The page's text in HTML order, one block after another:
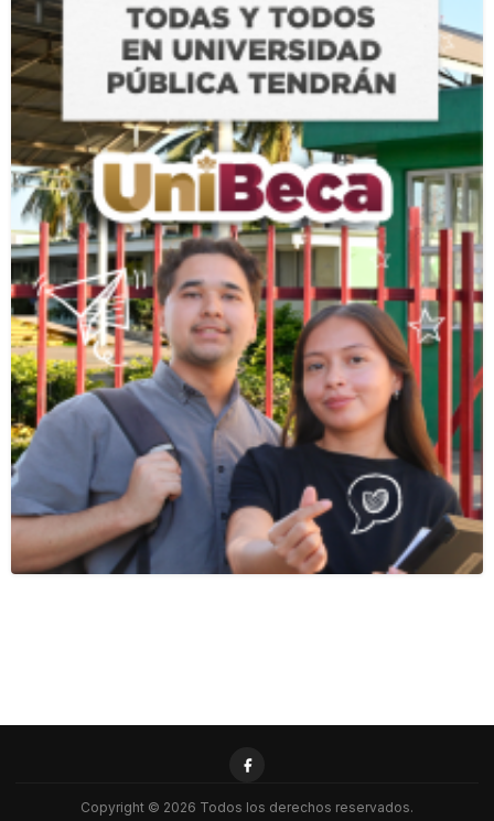
Copyright © 2026 Todos los derechos reservados.